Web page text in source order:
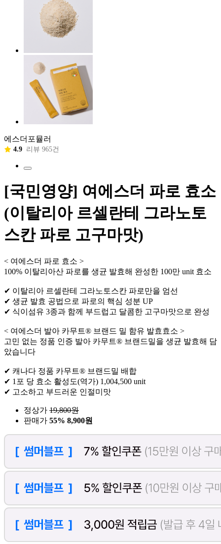
에스더포뮬러
4.9 리뷰 965건
[국민영양] 여에스더 파로 효소
(이탈리아 르셀란테 그라노토
스칸 파로 고구마맛)
< 여에스더 파로 효소 >
100% 이탈리아산 파로를 생균 발효해 완성한 100만 unit 효소
✔ 이탈리아 르셀란테 그라노토스칸 파로만을 엄선
✔ 생균 발효 공법으로 파로의 핵심 성분 UP
✔ 식이섬유 3종과 함께 부드럽고 달콤한 고구마맛으로 완성
< 여에스더 발아 카무트® 브랜드 밀 함유 발효효소 >
고민 없는 정품 인증 발아 카무트® 브랜드밀을 생균 발효해 담
았습니다
✔ 캐나다 정품 카무트® 브랜드밀 배합
✔ 1포 당 효소 활성도(역가) 1,004,500 unit
✔ 고소하고 부드러운 인절미맛
정상가 19,800원
판매가 55% 8,900원